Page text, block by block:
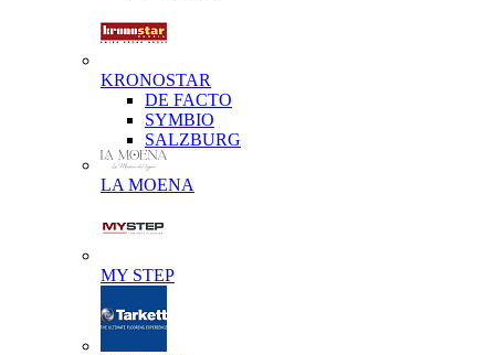
KRONOSTAR
DE FACTO
SYMBIO
SALZBURG
LA MOENA
MY STEP